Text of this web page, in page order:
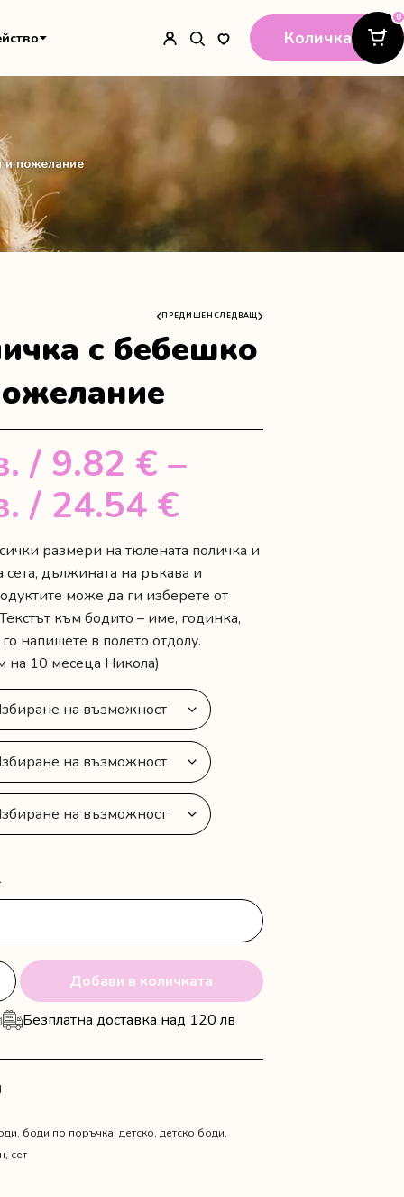
Количка
0
и пожелание
ПРЕДИШЕН СЛЕДВАЩ
с бебешко
/ 9.82 € –
/ 24.54 €Price
range:
19.20 лв.
/
through
48.00 лв.
/
24.54 €
размери на тюлената поличка и
дължината на ръкава и
може да ги изберете от
към бодито – име, годинка,
напишете в полето отдолу.
на 10 месеца Никола)
Добави в количката
Безплатна доставка над 120 лв
, боди по поръчка, детско, детско боди,
, сет